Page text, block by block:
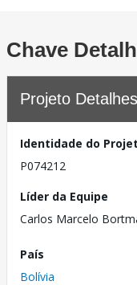
Chave
Projeto Detalhes
Identidade do
P074212
Líder da Equipe
Carlos Marcelo
País
Bolívia